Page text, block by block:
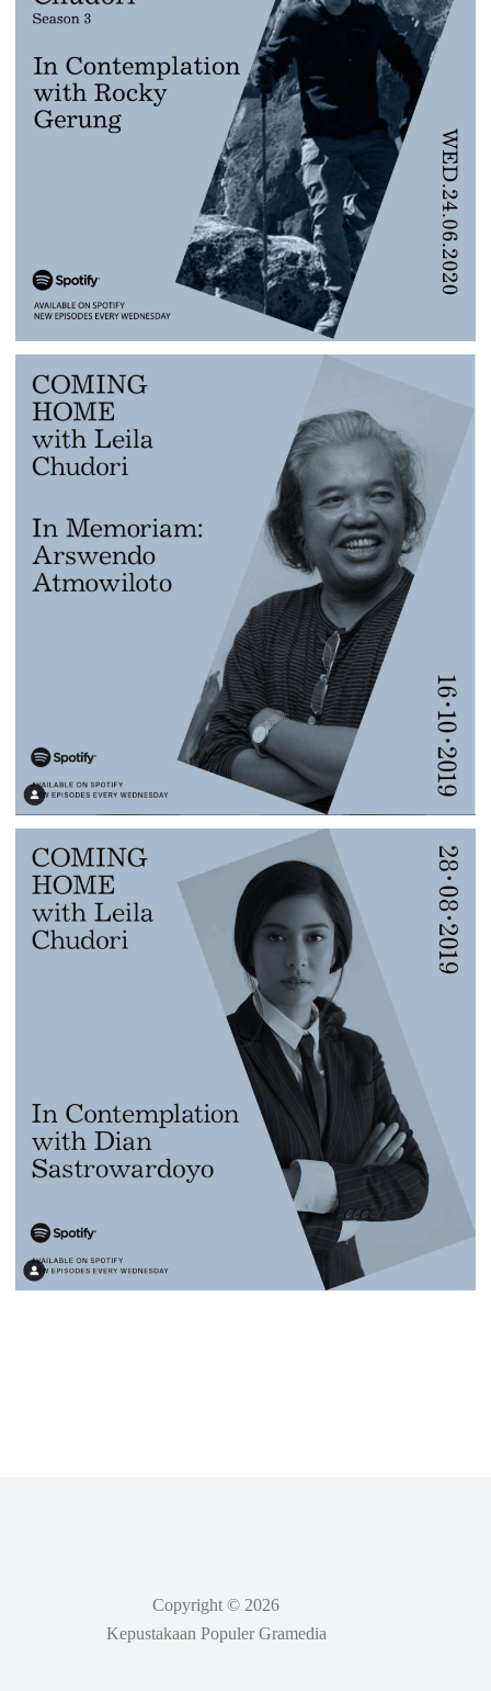
Copyright © 2026
Kepustakaan Populer Gramedia